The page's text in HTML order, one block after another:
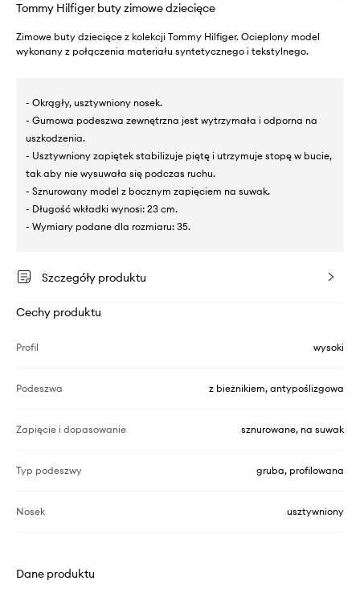
Tommy Hilfiger buty zimowe dziecięce
Zimowe buty dziecięce z kolekcji Tommy Hilfiger. Ocieplony model
wykonany z połączenia materiału syntetycznego i tekstylnego.
- Okrągły, usztywniony nosek.
- Gumowa podeszwa zewnętrzna jest wytrzymała i odporna na
uszkodzenia.
- Usztywniony zapiętek stabilizuje piętę i utrzymuje stopę w bucie,
tak aby nie wysuwała się podczas ruchu.
- Sznurowany model z bocznym zapięciem na suwak.
- Długość wkładki wynosi: 23 cm.
- Wymiary podane dla rozmiaru: 35.
Szczegóły produktu
Cechy produktu
Profil wysoki
Podeszwa z bieżnikiem, antypoślizgowa
Zapięcie i dopasowanie sznurowane, na suwak
Typ podeszwy gruba, profilowana
Nosek usztywniony
Dane produktu